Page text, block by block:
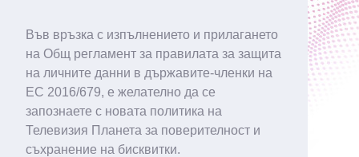
Във връзка с изпълнението и прилагането
на Общ регламент за правилата за защита
на личните данни в държавите-членки на
ЕС 2016/679, е желателно да се
запознаете с новата политика на
Телевизия Планета за поверителност и
съхранение на бисквитки.